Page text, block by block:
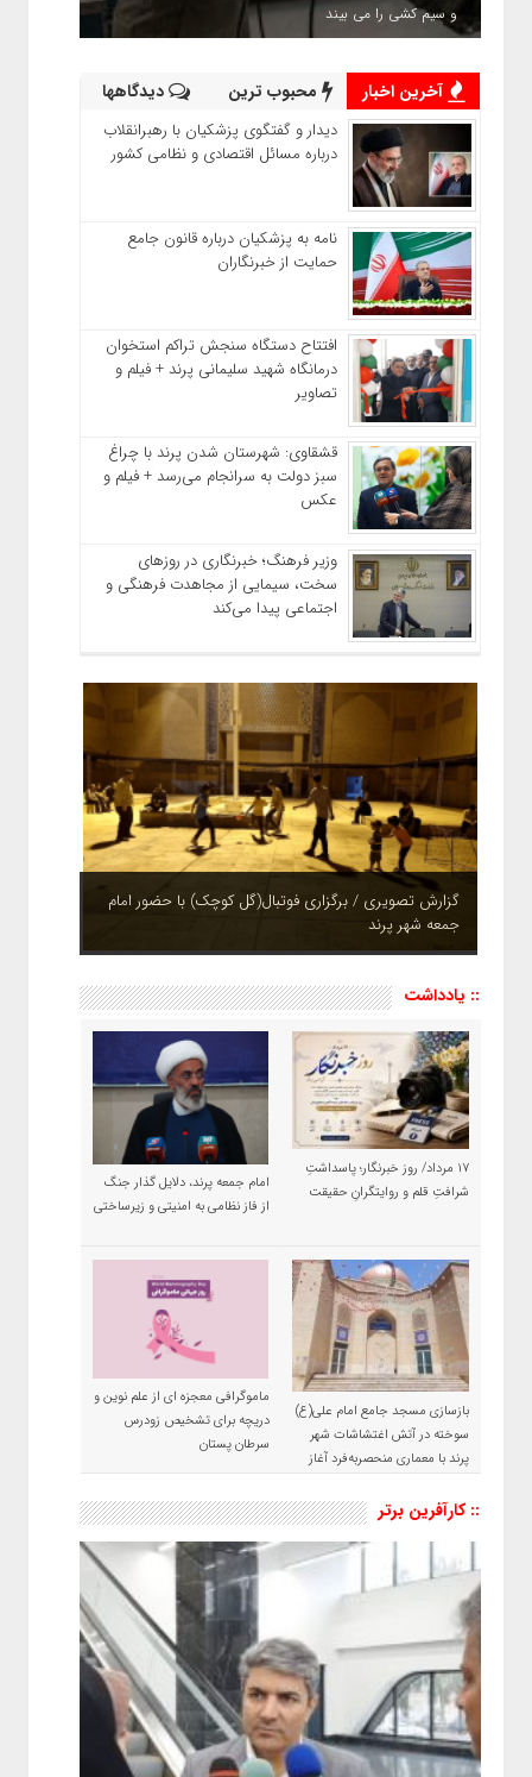
و سیم کشی را می بیند
آخرین اخبار محبوب ترین دیدگاهها
دیدار و گفتگوی پزشکیان با رهبرانقلاب
درباره مسائل اقتصادی و نظامی کشور
نامه به پزشکیان درباره قانون جامع
حمایت از خبرنگاران
افتتاح دستگاه سنجش تراکم استخوان
درمانگاه شهید سلیمانی پرند + فیلم و
تصاویر
قشقاوی: شهرستان شدن پرند با چراغ
سبز دولت به سرانجام می‌رسد + فیلم و
عکس
وزیر فرهنگ؛ خبرنگاری در روزهای
سخت، سیمایی از مجاهدت فرهنگی و
اجتماعی پیدا می‌کند
گزارش تصویری / برگزاری فوتبال(گل کوچک) با حضور امام
جمعه شهر پرند
چشم نوازی بوستان های شهر پرند در فصل بهار + تصاویر
:: یادداشت
۱۷ مرداد/ روز خبرنگار؛ پاسداشتِ
شرافتِ قلم و روایتگرانِ حقیقت
امام جمعه پرند، دلایل گذار جنگ
از فاز نظامی به امنیتی و زیرساختی
بازسازی مسجد جامع امام علی(ع)
سوخته در آتش اغتشاشات شهر
پرند با معماری منحصربه‌فرد آغاز
ماموگرافی معجزه ای از علم نوین و
دریچه برای تشخیص زودرس
سرطان پستان
:: کارآفرین برتر